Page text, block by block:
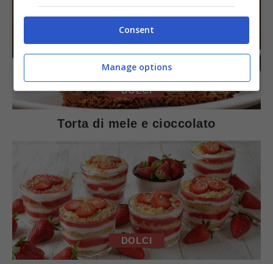
DOLCI
Torta di mele e cioccolato
DOLCI
Consent
Manage options